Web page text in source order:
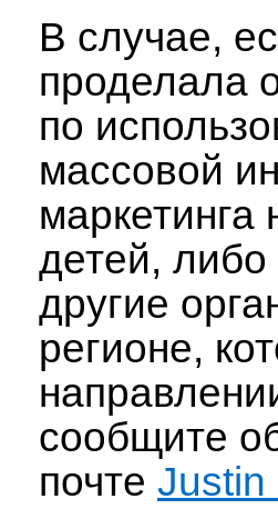
В случае,
проделала
по
массовой
детей, либо
другие
регионе,
сообщите
почте Justin